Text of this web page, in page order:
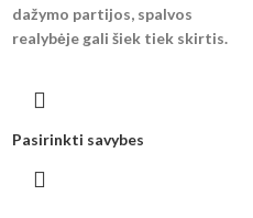
dažymo partijos, spalvos
realybėje gali šiek tiek skirtis.
Pasirinkti savybes